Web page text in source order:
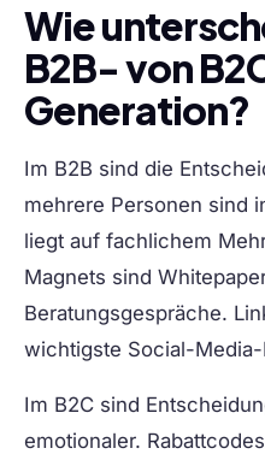
Wie
B2B- von
Generation?
Im B2B sind die
mehrere Personen sind
liegt auf fachlichem
Magnets sind
Beratungsgespräche.
wichtigste Social-Media-
Im B2C sind
emotionaler.